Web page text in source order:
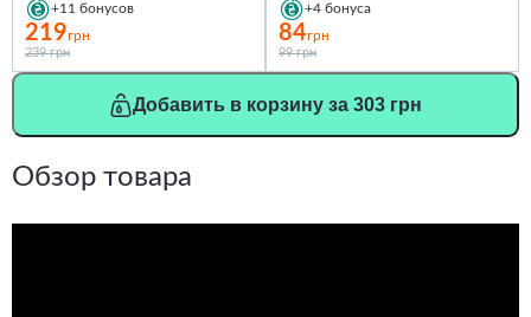
+11 бонусов
219грн
239 грн
+4 бонуса
84грн
99 грн
Добавить в корзину за 303 грн
Обзор товара